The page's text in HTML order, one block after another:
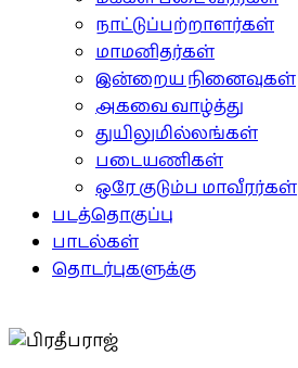
நாட்டுப்பற்றாளர்கள்
மாமனிதர்கள்
இன்றைய நினைவுகள்
அகவை வாழ்த்து
துயிலுமில்லங்கள்
படையணிகள்
ஒரே குடும்ப மாவீரர்கள்
படத்தொகுப்பு
பாடல்கள்
தொடர்புகளுக்கு